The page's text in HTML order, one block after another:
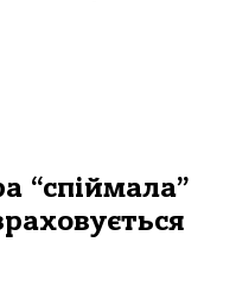
“спіймала”